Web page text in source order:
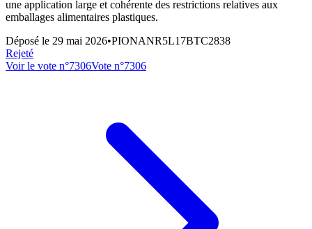
une application large et cohérente des restrictions relatives aux
emballages alimentaires plastiques.
Déposé le 29 mai 2026•PIONANR5L17BTC2838
Rejeté
Voir le vote n°7306Vote n°7306